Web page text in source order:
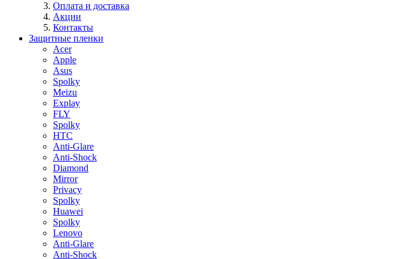
Оплата и доставка
Акции
Контакты
Защитные пленки
Acer
Apple
Asus
Spolky
Meizu
Explay
FLY
Spolky
HTC
Anti-Glare
Anti-Shock
Diamond
Mirror
Privacy
Spolky
Huawei
Spolky
Lenovo
Anti-Glare
Anti-Shock